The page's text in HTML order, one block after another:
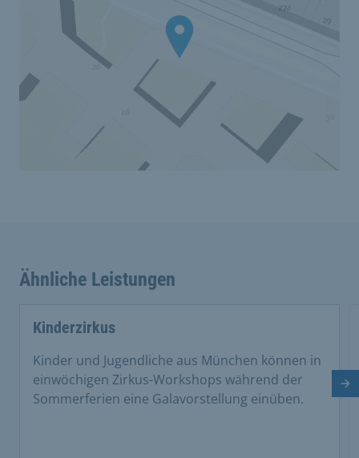
Ähnliche Leistungen
Kinderzirkus
Kinder und Jugendliche aus München können in
einwöchigen Zirkus-Workshops während der
Sommerferien eine Galavorstellung einüben.